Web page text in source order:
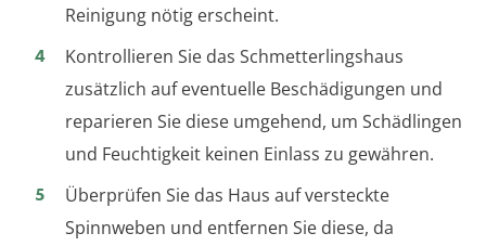
Reinigung nötig erscheint.
Kontrollieren Sie das Schmetterlingshaus
zusätzlich auf eventuelle Beschädigungen und
reparieren Sie diese umgehend, um Schädlingen
und Feuchtigkeit keinen Einlass zu gewähren.
Überprüfen Sie das Haus auf versteckte
Spinnweben und entfernen Sie diese, da